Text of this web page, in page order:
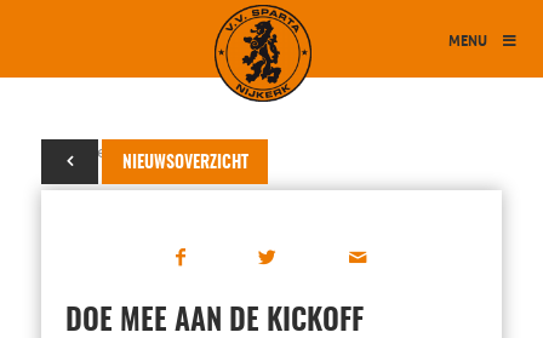
MENU
NIEUWSOVERZICHT
25 september 2015
DOE MEE AAN DE KICKOFF